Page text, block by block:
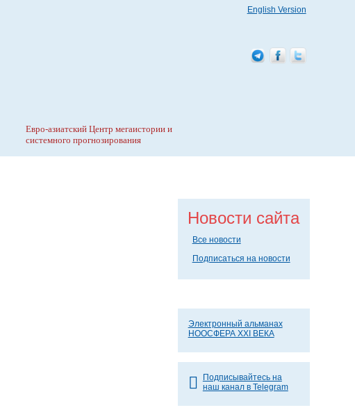
Новости сайта
Все новости
Подписаться на новости
Электронный альманах
НООСФЕРА XXI ВЕКА
Подписывайтесь на
наш канал в Telegram
Евро-азиатский Центр мегаистории и
системного прогнозирования
English Version